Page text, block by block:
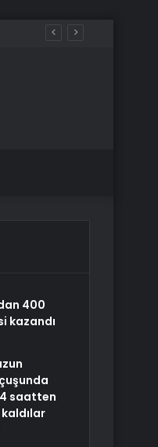
400
kazandı
saatten